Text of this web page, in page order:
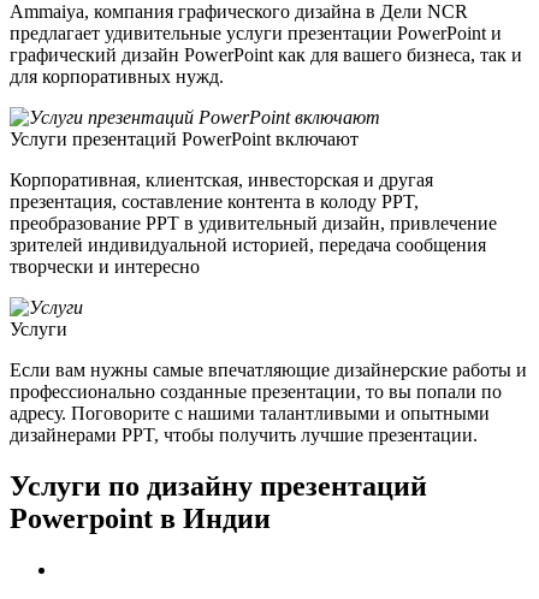
Ammaiya, компания графического дизайна в Дели NCR
предлагает удивительные услуги презентации PowerPoint и
графический дизайн PowerPoint как для вашего бизнеса, так и
для корпоративных нужд.
Услуги презентаций PowerPoint включают
Корпоративная, клиентская, инвесторская и другая
презентация, составление контента в колоду PPT,
преобразование PPT в удивительный дизайн, привлечение
зрителей индивидуальной историей, передача сообщения
творчески и интересно
Услуги
Если вам нужны самые впечатляющие дизайнерские работы и
профессионально созданные презентации, то вы попали по
адресу. Поговорите с нашими талантливыми и опытными
дизайнерами PPT, чтобы получить лучшие презентации.
Услуги по дизайну презентаций
Powerpoint в Индии